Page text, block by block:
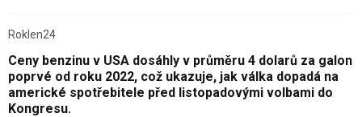
Roklen24
Ceny benzinu v USA dosáhly v průměru 4 dolarů za galon
poprvé od roku 2022, což ukazuje, jak válka dopadá na
americké spotřebitele před listopadovými volbami do
Kongresu.